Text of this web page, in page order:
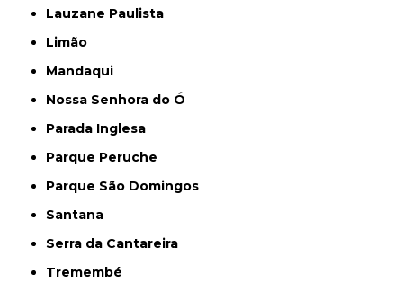
Lauzane Paulista
Limão
Mandaqui
Nossa Senhora do Ó
Parada Inglesa
Parque Peruche
Parque São Domingos
Santana
Serra da Cantareira
Tremembé